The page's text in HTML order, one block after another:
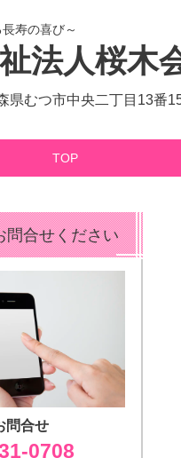
寿の喜び～
法人桜木
県むつ市中央二丁目13番
TOP
問合せください
問合せ
0708